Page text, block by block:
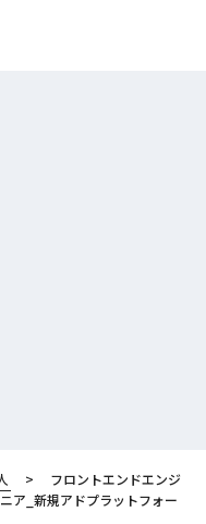
フロントエンドエンジ
ア_新規アドプラットフォー